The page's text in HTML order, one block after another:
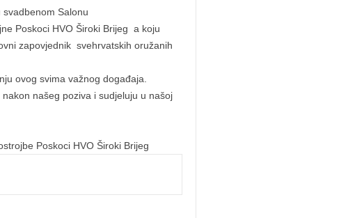
Salonu
Poskoci HVO Široki Brijeg a koju
zapovjednik svehrvatskih oružanih
ovog svima važnog događaja.
našeg poziva i sudjeluju u našoj
Poskoci HVO Široki Brijeg